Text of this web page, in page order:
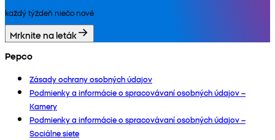
každý týždeň niečo nové
Mrknite na leták
Pepco
Zásady ochrany osobných údajov
Podmienky a informácie o spracovávaní osobných údajov –
Kamery
Podmienky a informácie o spracovávaní osobných údajov –
Sociálne siete